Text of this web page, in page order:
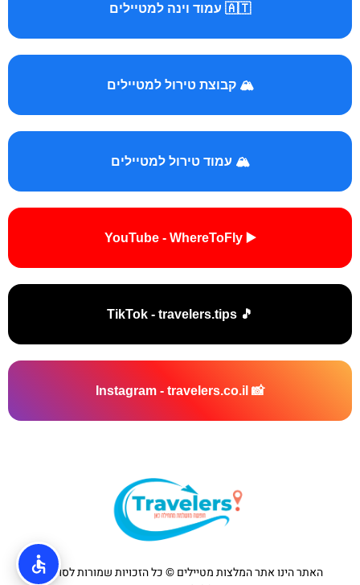
🇦🇹 עמוד וינה למטיילים
🏔️ קבוצת טירול למטיילים
🏔️ עמוד טירול למטיילים
▶️ YouTube - WhereToFly
🎵 TikTok - travelers.tips
📸 Instagram - travelers.co.il
האתר הינו אתר המלצות מטיילים © כל הזכויות שמורות לסוכנות